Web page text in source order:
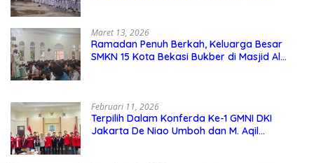
Maret 13, 2026
Ramadan Penuh Berkah, Keluarga Besar
SMKN 15 Kota Bekasi Bukber di Masjid Al
Februari 11, 2026
Terpilih Dalam Konferda Ke-1 GMNI DKI
Jakarta De Niao Umboh dan M. Aqil